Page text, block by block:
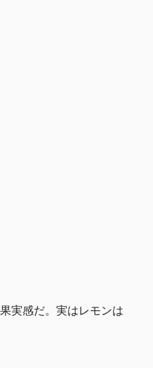
実感だ。実はレモンは